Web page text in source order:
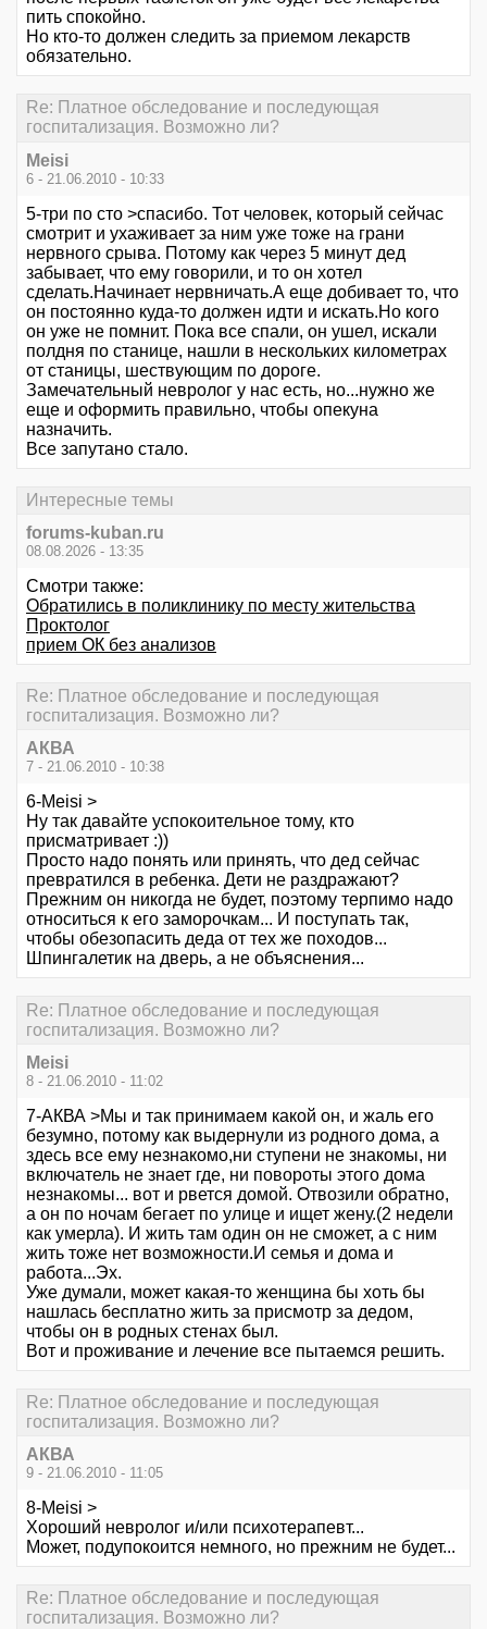
пить спокойно.
Но кто-то должен следить за приемом лекарств
обязательно.
Re: Платное обследование и последующая
госпитализация. Возможно ли?
Meisi
6 - 21.06.2010 - 10:33
5-три по сто >спасибо. Тот человек, который сейчас
смотрит и ухаживает за ним уже тоже на грани
нервного срыва. Потому как через 5 минут дед
забывает, что ему говорили, и то он хотел
сделать.Начинает нервничать.А еще добивает то, что
он постоянно куда-то должен идти и искать.Но кого
он уже не помнит. Пока все спали, он ушел, искали
полдня по станице, нашли в нескольких километрах
от станицы, шествующим по дороге.
Замечательный невролог у нас есть, но...нужно же
еще и оформить правильно, чтобы опекуна
назначить.
Все запутано стало.
Интересные темы
forums-kuban.ru
08.08.2026 - 13:35
Смотри также:
Обратились в поликлинику по месту жительства
Проктолог
прием ОК без анализов
Re: Платное обследование и последующая
госпитализация. Возможно ли?
АКВА
7 - 21.06.2010 - 10:38
6-Meisi >
Ну так давайте успокоительное тому, кто
присматривает :))
Просто надо понять или принять, что дед сейчас
превратился в ребенка. Дети не раздражают?
Прежним он никогда не будет, поэтому терпимо надо
относиться к его заморочкам... И поступать так,
чтобы обезопасить деда от тех же походов...
Шпингалетик на дверь, а не объяснения...
Re: Платное обследование и последующая
госпитализация. Возможно ли?
Meisi
8 - 21.06.2010 - 11:02
7-АКВА >Мы и так принимаем какой он, и жаль его
безумно, потому как выдернули из родного дома, а
здесь все ему незнакомо,ни ступени не знакомы, ни
включатель не знает где, ни повороты этого дома
незнакомы... вот и рвется домой. Отвозили обратно,
а он по ночам бегает по улице и ищет жену.(2 недели
как умерла). И жить там один он не сможет, а с ним
жить тоже нет возможности.И семья и дома и
работа...Эх.
Уже думали, может какая-то женщина бы хоть бы
нашлась бесплатно жить за присмотр за дедом,
чтобы он в родных стенах был.
Вот и проживание и лечение все пытаемся решить.
Re: Платное обследование и последующая
госпитализация. Возможно ли?
АКВА
9 - 21.06.2010 - 11:05
8-Meisi >
Хороший невролог и/или психотерапевт...
Может, подупокоится немного, но прежним не будет...
Re: Платное обследование и последующая
госпитализация. Возможно ли?